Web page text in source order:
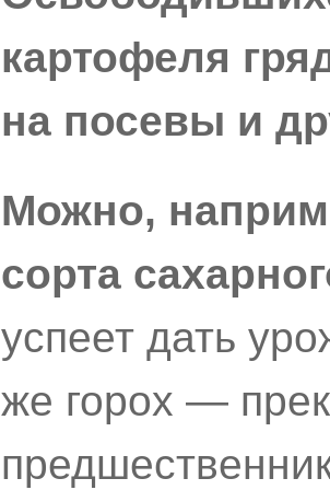
картофеля
на посевы и
Можно,
сорта
успеет дать
же горох —